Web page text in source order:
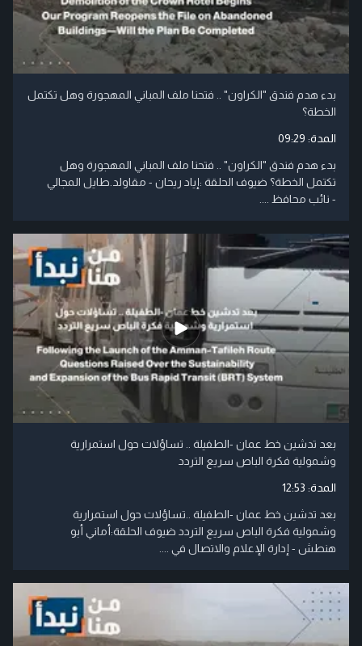
بدء هدم فندق "الكراون" .. فتحنا ملف المباني المهجورة وهل تكتمل
الخطة؟
المدة: 09:29
بدء هدم فندق "الكراون" .. فتحنا ملف المباني المهجورة وهل
تكتمل الخطة؟ ضيوف الحلقة :إياد ريحان - مقاولد.طايل المجالي
- نائب محافظ ....
بعد تدشين خط عمان -الطفيلة .. تساؤلات حول استمرارية
وشمولية فكرة الباص سريع التردد
المدة: 12:53
بعد تدشين خط عمان -الطفيلة ..تساؤلات حول استمرارية
وشمولية فكرة الباص سريع التردد ضيوف الحلقة:أماني أبو
هنطش - إدارة الإعلام والاتصال في ....